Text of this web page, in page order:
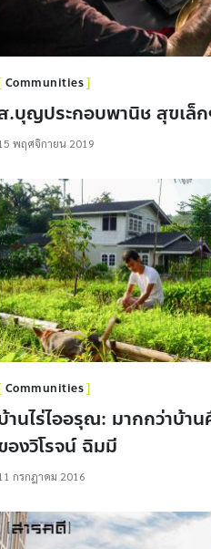
Communities
.บุญประกอบพานิช สุขเล็ก
พฤศจิกายน 2019
Communities
านไร่ไออรุณ: มากกว่าบ้า
องวิโรจน์ ฉิมมี
กรกฎาคม 2016